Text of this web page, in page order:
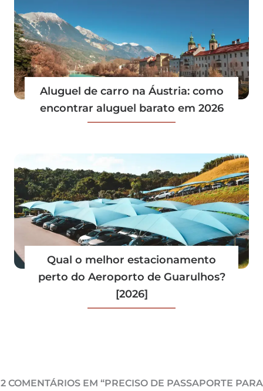
Aluguel de carro na Áustria: como
encontrar aluguel barato em 2026
Qual o melhor estacionamento
perto do Aeroporto de Guarulhos?
[2026]
2 COMENTÁRIOS EM “PRECISO DE PASSAPORTE PARA